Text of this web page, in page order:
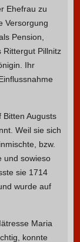
Ehefrau zu
Versorgung
Pension,
Rittergut Pillnitz
Ihr
Bitten Augusts
Weil sie sich
bzw.
und sowieso
sie 1714
wurde auf
Maria
konnte